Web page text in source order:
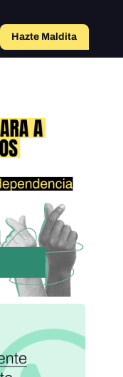
Hazte Maldito